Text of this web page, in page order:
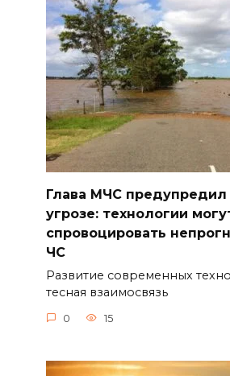
Глава МЧС предупредил
угрозе: технологии
спровоцировать
ЧС
Развитие современных
тесная взаимосвязь
0 15